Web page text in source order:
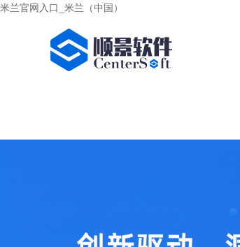
米兰官网入口_米兰（中国）